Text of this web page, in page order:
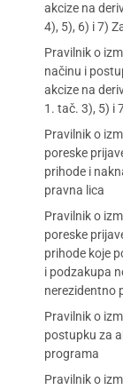
akcize na
4), 5), 6) i 7)
Pravilnik o
načinu i
akcize na
1. tač. 3), 5) i
Pravilnik o
poreske
prihode i
pravna lica
Pravilnik o
poreske
prihode koje
i podzakupa
nerezidentno
Pravilnik o
postupku za
programa
Pravilnik o